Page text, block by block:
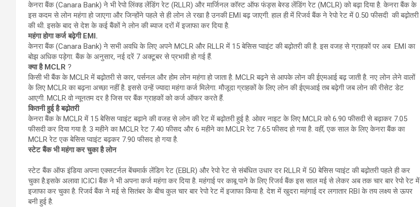
केनरा बैंक (Canara Bank) ने भी रेपो लिंक्ड लेंडिंग रेट (RLLR) और मार्जिनल कॉस्ट ऑफ फंड्स बेस्ड लेंडिंग रेट (MCLR) को बढ़ा दिया है. केनरा बैंक के
इस कदम से लोन महंगा हो जाएगा और जिन्होंने पहले से ही लोन ले रखा है उनकी EMI बढ़ जाएगी. हाल ही में रिजर्व बैंक ने रेपो रेट में 0.50 फीसदी की बढ़ोतरी
की थी. इसके बाद से देश के कई बैंकों ने लोन की ब्याज दरों में इजाफा कर दिया है.
महंगा होगा कर्ज बढ़ेगी EMI.
केनरा बैंक (Canara Bank) ने सभी अवधि के लिए अपने MCLR और RLLR में 15 बेसिस प्वाइंट की बढ़ोतरी की है. इस वजह से ग्राहकों पर अब EMI का
बोझ अधिक पड़ेगा. बैंक के अनुसार, नई दरें 7 अक्टूबर से प्रभावी हो गई हैं.
क्या है MCLR ?
किसी भी बैंक के MCLR में बढ़ोतरी से कार, पर्सनल और होम लोन महंगा हो जाता है. MCLR बढ़ने से आपके लोन की ईएमआई बढ़ जाती है. नए लोन लेने वालों
के लिए MCLR का बढ़ना अच्छा नहीं है. इससे उन्हें ज्यादा महंगा कर्ज मिलेगा. मौजूदा ग्राहकों के लिए लोन की ईएमआई तब बढ़ेगी जब लोन की रीसेट डेट
आएगी. MCLR वो न्यूनतम दर है जिस पर बैंक ग्राहकों को कर्ज ऑफर करते हैं.
कितनी हुई है बढ़ोतरी
केनरा बैंक के MCLR में 15 बेसिस प्वाइंट बढ़ाने की वजह से लोन की रेट में बढ़ोतरी हुई है. ओवर नाइट के लिए MCLR को 6.90 फीसदी से बढ़ाकर 7.05
फीसदी कर दिया गया है. 3 महीने का MCLR रेट 7.40 फीसद और 6 महीने का MCLR रेट 7.65 फीसद हो गया है. वहीं, एक साल के लिए केनरा बैंक का
MCLR रेट एक बेसिस प्वाइंट बढ़कर 7.90 फीसद हो गया है.
स्टेट बैंक भी महंगा कर चुका है लोन
स्टेट बैंक ऑफ इंडिया अपना एक्सटर्नल बेंचमार्क लेंडिग रेट (EBLR) और रेपो रेट से संबंधित उधार दर RLLR में 50 बेसिस प्वाइंट की बढ़ोतरी पहले ही कर
चुका है.इसके अलावा ICICI बैंक ने भी अपना कर्ज महंगा कर दिया है. महंगाई पर काबू पाने के लिए रिजर्व बैंक इस साल मई से लेकर अब तक चार बार रेपो रेट में
इजाफा कर चुका है. रिजर्व बैंक ने मई से सितंबर के बीच कुल चार बार रेपो रेट में इजाफा किया है. देश में खुदरा महंगाई दर लगातार RBI के तय लक्ष्य से ऊपर
बनी हुई है.